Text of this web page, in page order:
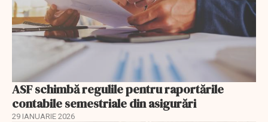
ASF schimbă regulile pentru raportările
contabile semestriale din asigurări
29 IANUARIE 2026